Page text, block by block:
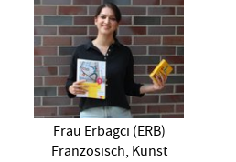
Frau Erbagci (ERB)
Französisch, Kunst